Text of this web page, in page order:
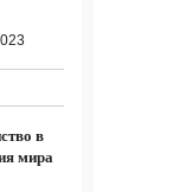
в
мира